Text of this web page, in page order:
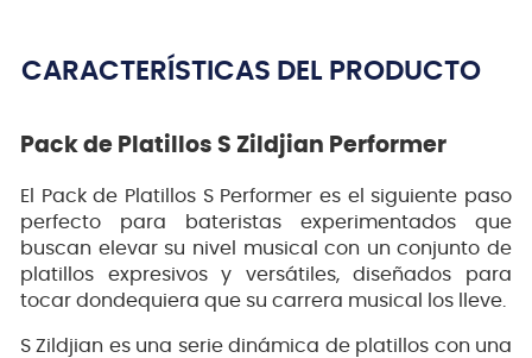
CARACTERÍSTICAS DEL PRODUCTO
Pack de Platillos S Zildjian Performer
El Pack de Platillos S Performer es el siguiente paso
perfecto para bateristas experimentados que
buscan elevar su nivel musical con un conjunto de
platillos expresivos y versátiles, diseñados para
tocar dondequiera que su carrera musical los lleve.
S Zildjian es una serie dinámica de platillos con una